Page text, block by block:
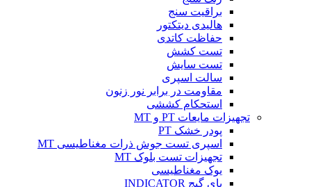
براقیت سنج
هالیدی دیتکتور
حفاظت کاتدی
تست کشش
تست سایش
سالت اسپری
مقاومت در برابر نور زنون
استحکام کششی
تجهیزات مایعات PT و MT
پودر خشک PT
اسپری تست جوش ذرات مغناطیسی MT
تجهیزات تست بلوک MT
یوک مغناطیسی
پای گیج INDICATOR